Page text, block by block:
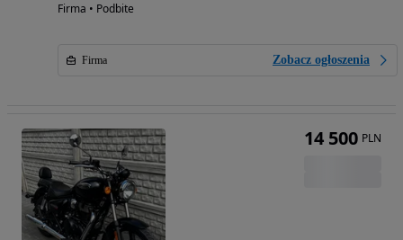
Firma • Podbite
Firma Zobacz ogłoszenia
14 500 PLN